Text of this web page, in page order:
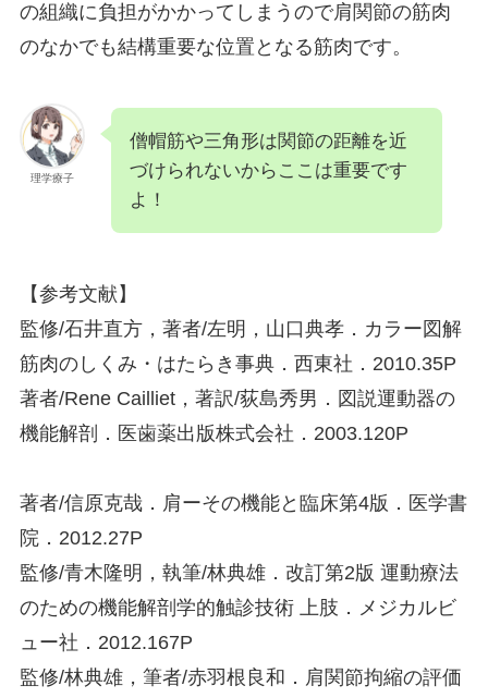
の組織に負担がかかってしまうので肩関節の筋肉
のなかでも結構重要な位置となる筋肉です。
理学療子
僧帽筋や三角形は関節の距離を近
づけられないからここは重要です
よ！
【参考文献】
監修/石井直方，著者/左明，山口典孝．カラー図解
筋肉のしくみ・はたらき事典．西東社．2010.35P
著者/Rene Cailliet，著訳/荻島秀男．図説運動器の
機能解剖．医歯薬出版株式会社．2003.120P
著者/信原克哉．肩ーその機能と臨床第4版．医学書
院．2012.27P
監修/青木隆明，執筆/林典雄．改訂第2版 運動療法
のための機能解剖学的触診技術 上肢．メジカルビ
ュー社．2012.167P
監修/林典雄，筆者/赤羽根良和．肩関節拘縮の評価